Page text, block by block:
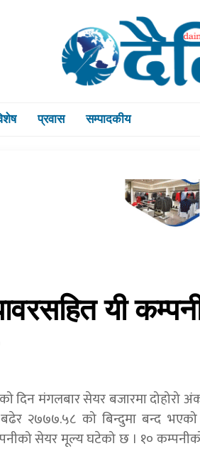
प्रवास सम्पादकीय
यी
दिन मंगलबार सेयर बजारमा
२७७७.५८ को बिन्दुमा बन्द
सेयर मूल्य घटेको छ । १०